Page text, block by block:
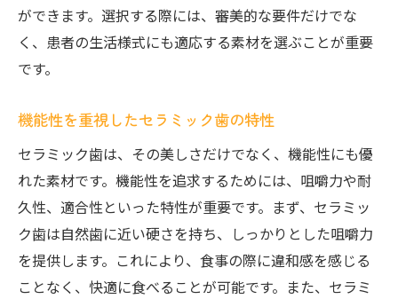
機能性を保つためのアフターケア
トラブルを防ぐための選択基準
CAD/CAMシステムによる精密治療
エコフレンドリーなセラミック素材の台頭
3Dプリンティング技術とセラミック歯
未来のセラミック歯治療の方向性
最新トレンドを踏まえたセラミック歯選び
のポイント
ができます。選択する際には、審美的な要件だけでな
く、患者の生活様式にも適応する素材を選ぶことが重要
です。
機能性を重視したセラミック歯の特性
セラミック歯は、その美しさだけでなく、機能性にも優
れた素材です。機能性を追求するためには、咀嚼力や耐
久性、適合性といった特性が重要です。まず、セラミッ
ク歯は自然歯に近い硬さを持ち、しっかりとした咀嚼力
を提供します。これにより、食事の際に違和感を感じる
ことなく、快適に食べることが可能です。また、セラミ